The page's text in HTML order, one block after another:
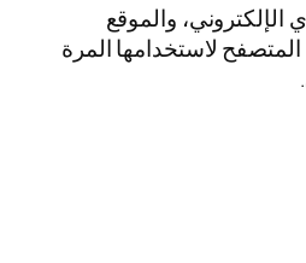
والموقع
لاستخدامها المرة